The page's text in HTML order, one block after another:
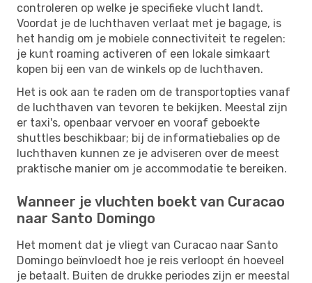
controleren op welke je specifieke vlucht landt.
Voordat je de luchthaven verlaat met je bagage, is
het handig om je mobiele connectiviteit te regelen:
je kunt roaming activeren of een lokale simkaart
kopen bij een van de winkels op de luchthaven.
Het is ook aan te raden om de transportopties vanaf
de luchthaven van tevoren te bekijken. Meestal zijn
er taxi's, openbaar vervoer en vooraf geboekte
shuttles beschikbaar; bij de informatiebalies op de
luchthaven kunnen ze je adviseren over de meest
praktische manier om je accommodatie te bereiken.
Wanneer je vluchten boekt van Curacao
naar Santo Domingo
Het moment dat je vliegt van Curacao naar Santo
Domingo beïnvloedt hoe je reis verloopt én hoeveel
je betaalt. Buiten de drukke periodes zijn er meestal